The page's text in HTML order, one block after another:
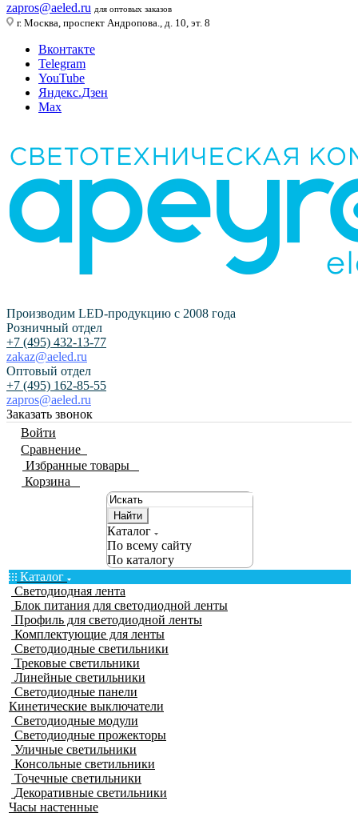
zapros@aeled.ru для оптовых заказов
г. Москва, проспект Андропова., д. 10, эт. 8
Вконтакте
Telegram
YouTube
Яндекс.Дзен
Max
Производим LED-продукцию с 2008 года
Розничный отдел
+7 (495) 432-13-77
zakaz@aeled.ru
Оптовый отдел
+7 (495) 162-85-55
zapros@aeled.ru
Заказать звонок
Войти
Сравнение
Избранные товары
Корзина
Найти
Каталог
По всему сайту
По каталогу
Каталог
Светодиодная лента
Блок питания для светодиодной ленты
Профиль для светодиодной ленты
Комплектующие для ленты
Светодиодные светильники
Трековые светильники
Линейные светильники
Светодиодные панели
Кинетические выключатели
Светодиодные модули
Светодиодные прожекторы
Уличные светильники
Консольные светильники
Точечные светильники
Декоративные светильники
Часы настенные